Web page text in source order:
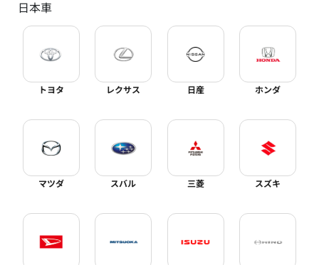
日本車
トヨタ レクサス 日産 ホンダ
マツダ スバル 三菱 スズキ